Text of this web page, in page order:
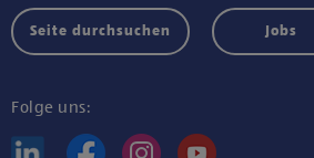
Seite durchsuchen Jobs
Folge uns: